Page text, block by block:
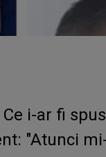
i-ar fi
"Atunci